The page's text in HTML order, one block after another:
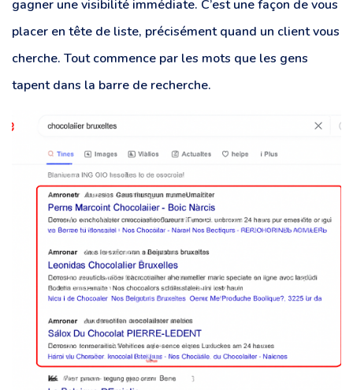
gagner une visibilité immédiate. C’est une façon de vous
placer en tête de liste, précisément quand un client vous
cherche. Tout commence par les mots que les gens
tapent dans la barre de recherche.